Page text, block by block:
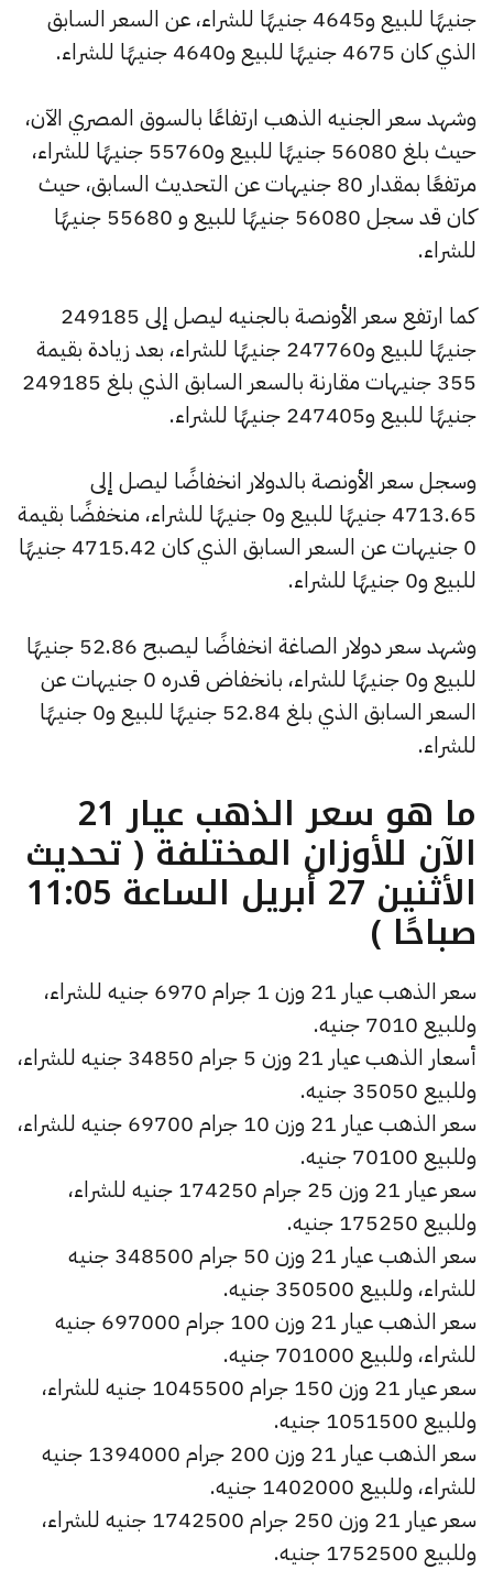
جنيهًا للبيع و4645 جنيهًا للشراء، عن السعر السابق
الذي كان 4675 جنيهًا للبيع و4640 جنيهًا للشراء.
وشهد سعر الجنيه الذهب ارتفاعًا بالسوق المصري الآن،
حيث بلغ 56080 جنيهًا للبيع و55760 جنيهًا للشراء،
مرتفعًا بمقدار 80 جنيهات عن التحديث السابق، حيث
كان قد سجل 56080 جنيهًا للبيع و 55680 جنيهًا
للشراء.
كما ارتفع سعر الأونصة بالجنيه ليصل إلى 249185
جنيهًا للبيع و247760 جنيهًا للشراء، بعد زيادة بقيمة
355 جنيهات مقارنة بالسعر السابق الذي بلغ 249185
جنيهًا للبيع و247405 جنيهًا للشراء.
وسجل سعر الأونصة بالدولار انخفاضًا ليصل إلى
4713.65 جنيهًا للبيع و0 جنيهًا للشراء، منخفضًا بقيمة
0 جنيهات عن السعر السابق الذي كان 4715.42 جنيهًا
للبيع و0 جنيهًا للشراء.
وشهد سعر دولار الصاغة انخفاضًا ليصبح 52.86 جنيهًا
للبيع و0 جنيهًا للشراء، بانخفاض قدره 0 جنيهات عن
السعر السابق الذي بلغ 52.84 جنيهًا للبيع و0 جنيهًا
للشراء.
ما هو سعر الذهب عيار 21
الآن للأوزان المختلفة ( تحديث
الأثنين 27 أبريل الساعة 11:05
صباحًا )
سعر الذهب عيار 21 وزن 1 جرام 6970 جنيه للشراء،
وللبيع 7010 جنيه.
أسعار الذهب عيار 21 وزن 5 جرام 34850 جنيه للشراء،
وللبيع 35050 جنيه.
سعر الذهب عيار 21 وزن 10 جرام 69700 جنيه للشراء،
وللبيع 70100 جنيه.
سعر عيار 21 وزن 25 جرام 174250 جنيه للشراء،
وللبيع 175250 جنيه.
سعر الذهب عيار 21 وزن 50 جرام 348500 جنيه
للشراء، وللبيع 350500 جنيه.
سعر الذهب عيار 21 وزن 100 جرام 697000 جنيه
للشراء، وللبيع 701000 جنيه.
سعر عيار 21 وزن 150 جرام 1045500 جنيه للشراء،
وللبيع 1051500 جنيه.
سعر الذهب عيار 21 وزن 200 جرام 1394000 جنيه
للشراء، وللبيع 1402000 جنيه.
سعر عيار 21 وزن 250 جرام 1742500 جنيه للشراء،
وللبيع 1752500 جنيه.